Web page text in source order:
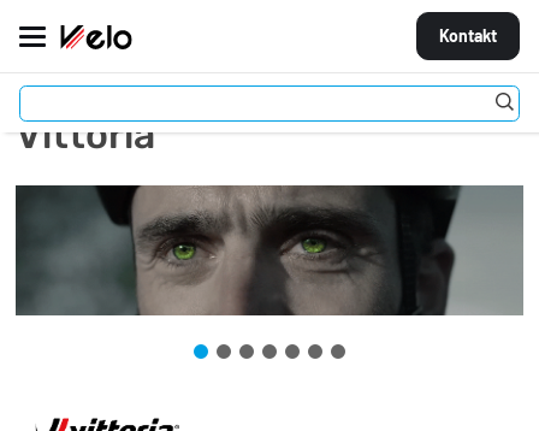
Kontakt
MARKI
ROWERY
AKCESORIA
Vittoria